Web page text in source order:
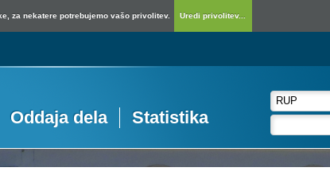
za nekatere potrebujemo vašo privolitev. Uredi privolitev...
Oddaja dela Statistika